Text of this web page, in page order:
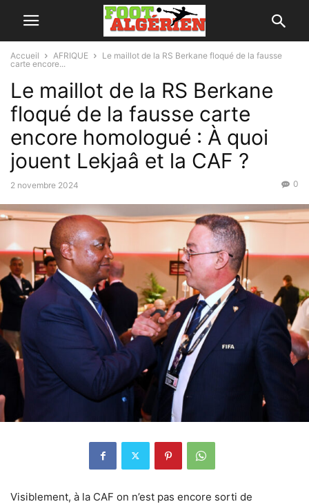
Accueil AFRIQUE
Le maillot de la RS Berkane floqué de la fausse
carte encore...
Le maillot de la RS Berkane
floqué de la fausse carte
encore homologué : À quoi
jouent Lekjaâ et la CAF ?
2 novembre 2024 0
Visiblement, à la CAF on n’est pas encore sorti de